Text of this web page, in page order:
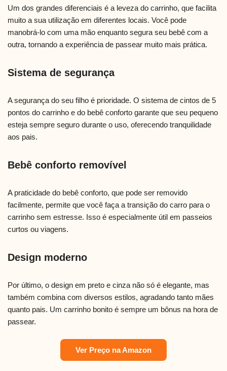
Um dos grandes diferenciais é a leveza do carrinho, que facilita
muito a sua utilização em diferentes locais. Você pode
manobrá-lo com uma mão enquanto segura seu bebê com a
outra, tornando a experiência de passear muito mais prática.
Sistema de segurança
A segurança do seu filho é prioridade. O sistema de cintos de 5
pontos do carrinho e do bebê conforto garante que seu pequeno
esteja sempre seguro durante o uso, oferecendo tranquilidade
aos pais.
Bebê conforto removível
A praticidade do bebê conforto, que pode ser removido
facilmente, permite que você faça a transição do carro para o
carrinho sem estresse. Isso é especialmente útil em passeios
curtos ou viagens.
Design moderno
Por último, o design em preto e cinza não só é elegante, mas
também combina com diversos estilos, agradando tanto mães
quanto pais. Um carrinho bonito é sempre um bônus na hora de
passear.
Ver Preço na Amazon